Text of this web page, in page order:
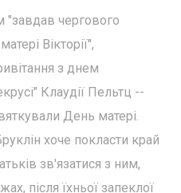
чергового
Вікторії",
з днем
Клаудії Пельтц --
День матері.
хоче покласти край
зв'язатися з ним,
після їхньої запеклої